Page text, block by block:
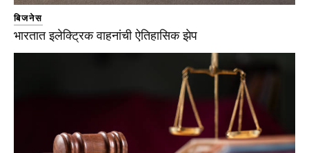
बिजनेस
भारतात इलेक्ट्रिक वाहनांची ऐतिहासिक झेप